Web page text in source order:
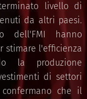
livello di
da altri paesi.
dell'FMI hanno
stimare l'efficienza
la produzione
di settori
che il